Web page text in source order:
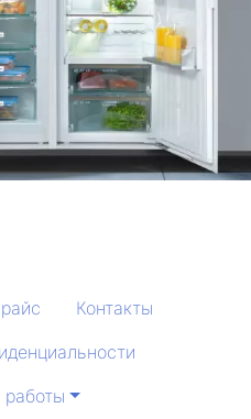
Контакты